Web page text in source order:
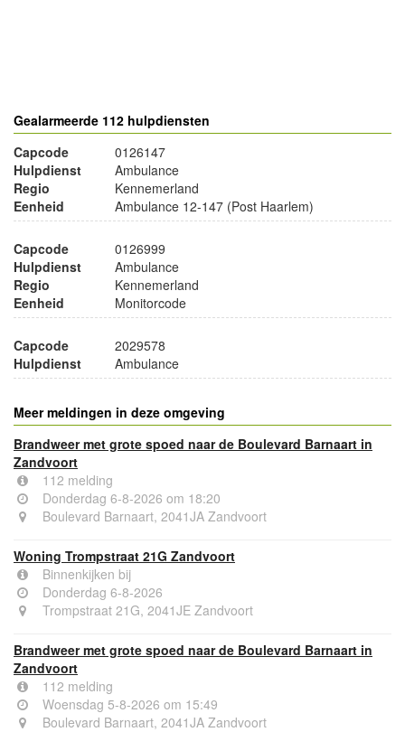
Gealarmeerde 112 hulpdiensten
Capcode
0126147
Hulpdienst
Ambulance
Regio
Kennemerland
Eenheid
Ambulance 12-147 (Post Haarlem)
Capcode
0126999
Hulpdienst
Ambulance
Regio
Kennemerland
Eenheid
Monitorcode
Capcode
2029578
Hulpdienst
Ambulance
Meer meldingen in deze omgeving
Brandweer met grote spoed naar de Boulevard Barnaart in
Zandvoort
112 melding
Donderdag 6-8-2026 om 18:20
Boulevard Barnaart, 2041JA Zandvoort
Woning Trompstraat 21G Zandvoort
Binnenkijken bij
Donderdag 6-8-2026
Trompstraat 21G, 2041JE Zandvoort
Brandweer met grote spoed naar de Boulevard Barnaart in
Zandvoort
112 melding
Woensdag 5-8-2026 om 15:49
Boulevard Barnaart, 2041JA Zandvoort